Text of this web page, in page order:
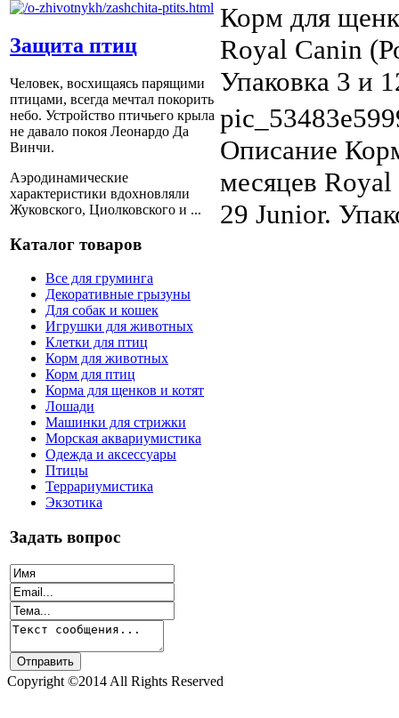
Защита птиц
Человек, восхищаясь парящими
птицами, всегда мечтал покорить
небо. Устройство птичьего крыла
не давало покоя Леонардо Да
Винчи.
Аэродинамические
характеристики вдохновляли
Жуковского, Циолковского и ...
Каталог товаров
Все для груминга
Декоративные грызуны
Для собак и кошек
Игрушки для животных
Клетки для птиц
Корм для животных
Корм для птиц
Корма для щенков и котят
Лошади
Машинки для стрижки
Морская аквариумистика
Одежда и аксессуары
Птицы
Террариумистика
Экзотика
Задать вопрос
Корм для
Royal Canin
Упаковка 3 и
Описание
месяцев
29 Junior.
Copyright ©2014 All Rights Reserved